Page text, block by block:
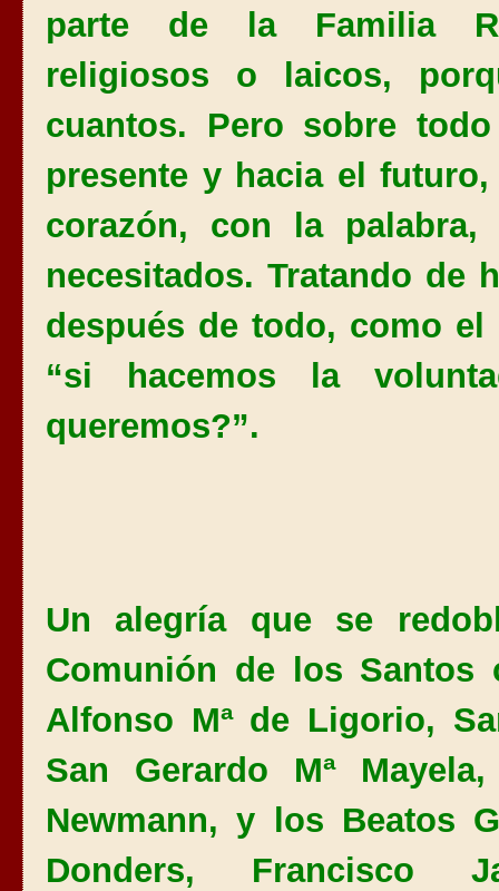
parte de la Familia
religiosos o laicos,
cuantos. Pero sobre
presente y hacia el
corazón, con la
necesitados. Tratando de
después de todo, como
“si hacemos la
queremos?”.
Un alegría que se
Comunión de los
Alfonso Mª de Ligorio,
San Gerardo Mª
Newmann, y los Beatos
Donders, Francisco